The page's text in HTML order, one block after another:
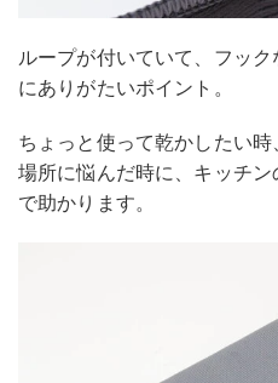
ループが付いていて、フッ
にありがたいポイント。
ちょっと使って乾かしたい
場所に悩んだ時に、キッチ
で助かります。